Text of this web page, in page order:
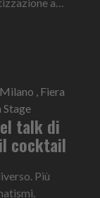
Milano , Fiera
Stage
talk di
cocktail
Più